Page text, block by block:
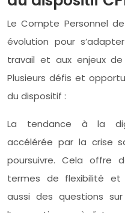
Le Compte Personnel
évolution pour
travail et aux enjeux
Plusieurs défis et
du dispositif :
La tendance à la
accélérée par la crise
poursuivre. Cela offre
termes de flexibilité et
aussi des questions